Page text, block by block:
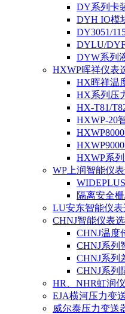
DY系列卡
DYH IO模
DY3051/
DYLU/
DYW系列
HXWP晖祥仪表
HX晖祥温
HX系列压
HX-T81/
HXWP-20
HXWP系
WP上润智能仪
隔离安全
LU安东智能仪表
CHNJ智能仪表
CHNJ温度
CHNJ系列
CHNJ系列
CHNJ系列
HR、NHR虹润
EJA横河压力变
威尔泰压力变送